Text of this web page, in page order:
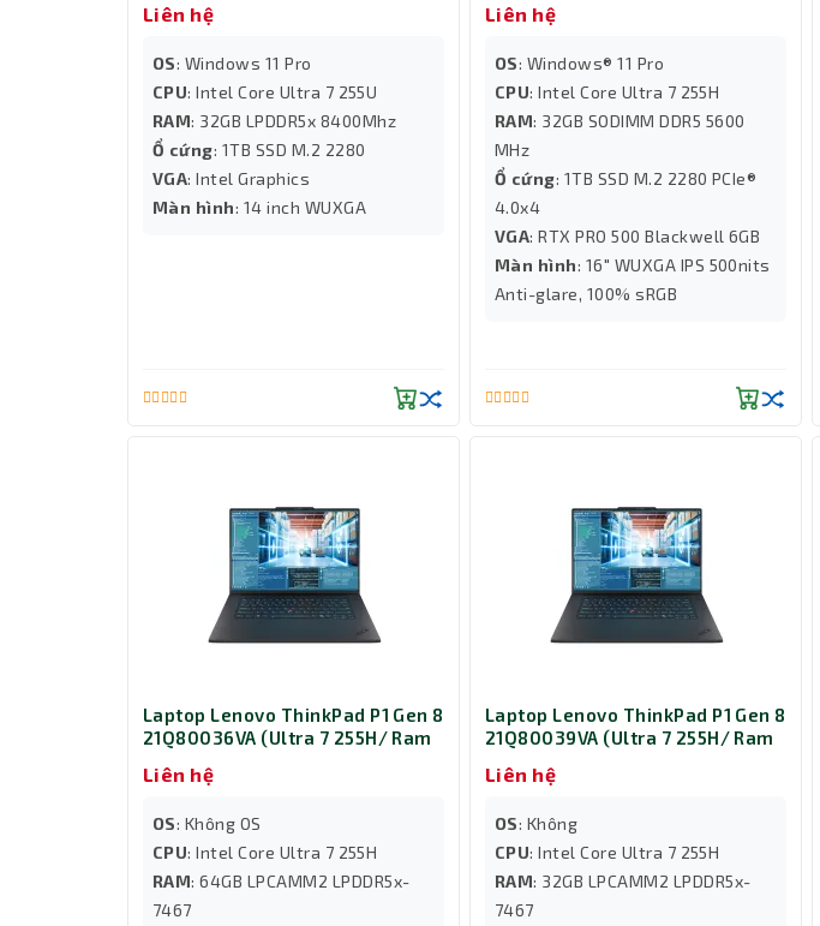
Windows 11 Pro/ 3Y/ Xám)
Liên hệ
OS: Windows 11 Pro
CPU: Intel Core Ultra 7 255U
RAM: 32GB LPDDR5x 8400Mhz
Ổ cứng: 1TB SSD M.2 2280
VGA: Intel Graphics
Màn hình: 14 inch WUXGA
PRO 500/ Windows 11 Pro/ 3Y/
Liên hệ
OS: Windows® 11 Pro
CPU: Intel Core Ultra 7 255H
RAM: 32GB SODIMM DDR5 5600
MHz
Ổ cứng: 1TB SSD M.2 2280 PCIe®
4.0x4
VGA: RTX PRO 500 Blackwell 6GB
Màn hình: 16" WUXGA IPS 500nits
Anti-glare, 100% sRGB
Laptop Lenovo ThinkPad P1 Gen 8
21Q80036VA (Ultra 7 255H/ Ram
8GB/ 2Y/ Đen)
Liên hệ
OS: Không OS
CPU: Intel Core Ultra 7 255H
RAM: 64GB LPCAMM2 LPDDR5x-
7467
Laptop Lenovo ThinkPad P1 Gen 8
21Q80039VA (Ultra 7 255H/ Ram
2Y/ Đen)
Liên hệ
OS: Không
CPU: Intel Core Ultra 7 255H
RAM: 32GB LPCAMM2 LPDDR5x-
7467